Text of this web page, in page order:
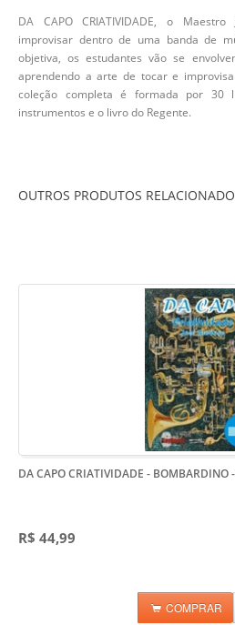
DA CAPO CRIATIVIDADE, o
improvisar dentro de uma banda de
objetiva, os estudantes vão se
aprendendo a arte de tocar e
coleção completa é formada por 30
instrumentos e o livro do Regente.
OUTROS PRODUTOS
DA CAPO CRIATIVIDADE - BOMBARDINO
R$ 44,99
COMPRAR